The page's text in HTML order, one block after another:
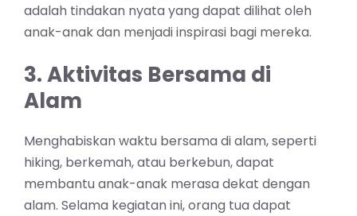
adalah tindakan nyata yang dapat dilihat oleh
anak-anak dan menjadi inspirasi bagi mereka.
3. Aktivitas Bersama di
Alam
Menghabiskan waktu bersama di alam, seperti
hiking, berkemah, atau berkebun, dapat
membantu anak-anak merasa dekat dengan
alam. Selama kegiatan ini, orang tua dapat